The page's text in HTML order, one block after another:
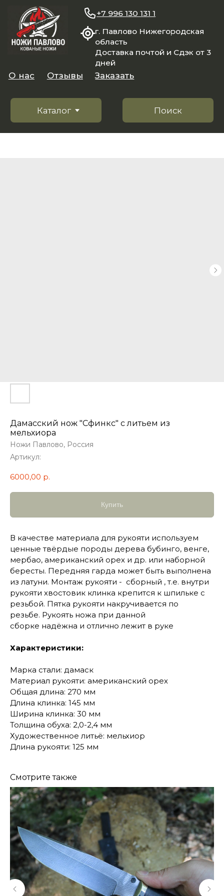
область
Доставка почтой и Сдэк от 3
Поиск
Каталог
Заказать
+7 996 130 131 1
Дамасский нож "Сфинкс" с литьем из
мельхиора
Ножи Павлово, Россия
Артикул:
6000,00 р.
Купить
В качестве материала для рукояти используем
ценные твёрдые породы дерева бубинго, венге,
мербао, американский орех и др. или наборной
бересты. Передняя гарда может быть выполнена
из латуни. Монтаж рукояти - сборный , т.е. внутри
рукояти хвостовик клинка крепится к шпильке с
резьбой. Пятка рукояти накручивается по
резьбе. Рукоять ножа при данной
сборке надёжна и отлично лежит в руке
Характеристики:
Марка стали: дамаск
Материал рукояти: американский орех
Общая длина: 270 мм
Длина клинка: 145 мм
Ширина клинка: 30 мм
Толщина обуха: 2,0-2,4 мм
Художественное литьё: мельхиор
Длина рукояти: 125 мм
Смотрите также
КОНТАКТЫ
Консультации по телефону и онлайн.
Будем рады продемонстрировать вам
нашу продукцию. Позвоните нам или
оставьте запрос на звонок менеджера